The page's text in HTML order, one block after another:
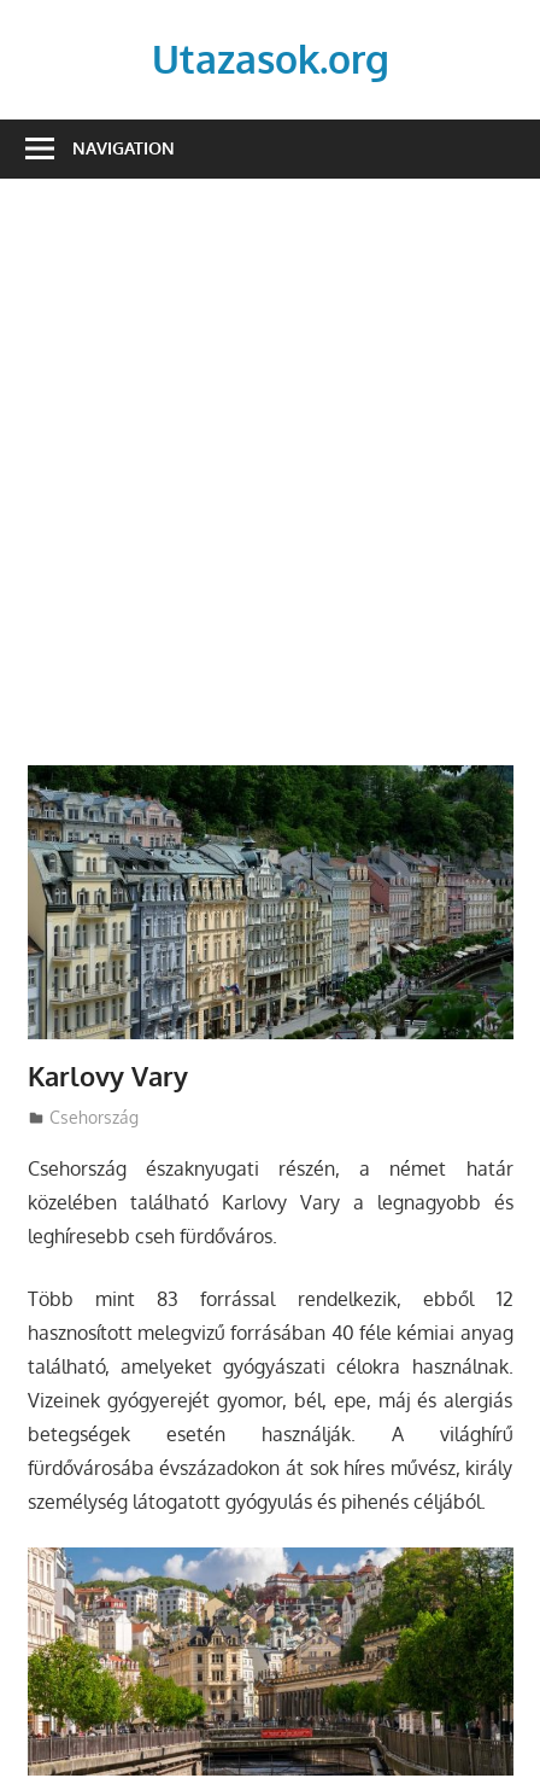
Utazasok.org
NAVIGATION
Karlovy Vary
Utazasok.org
Csehország
Csehország északnyugati részén, a német határ
közelében található Karlovy Vary a legnagyobb és
leghíresebb cseh fürdőváros.
Több mint 83 forrással rendelkezik, ebből 12
hasznosított melegvizű forrásában 40 féle kémiai anyag
található, amelyeket gyógyászati célokra használnak.
Vizeinek gyógyerejét gyomor, bél, epe, máj és alergiás
betegségek esetén használják. A világhírű
fürdővárosába évszázadokon át sok híres művész, király
személység látogatott gyógyulás és pihenés céljából.